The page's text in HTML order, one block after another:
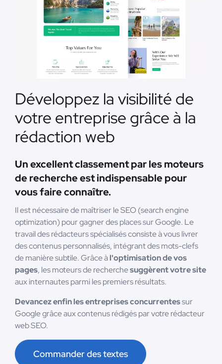
Développez la visibilité de
votre entreprise grâce à la
rédaction web
Un excellent classement par les moteurs
de recherche est indispensable pour
vous faire connaître.
Il est nécessaire de maîtriser le SEO (search engine
optimization) pour gagner des places sur Google. Le
travail des rédacteurs spécialisés consiste à vous livrer
des contenus personnalisés, intégrant des mots-clefs
de manière subtile. Grâce àl'optimisation de vos
pages, les moteurs de recherchesuggèrent votre site
aux internautes parmi les premiers résultats.
Devancez enfin les entreprises concurrentessur
Google grâce aux contenus rédigés par votre rédacteur
web SEO.
Commander des textes